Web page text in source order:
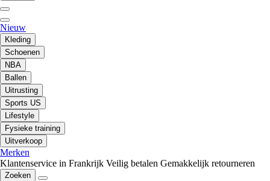
Nieuw
Kleding
Schoenen
NBA
Ballen
Uitrusting
Sports US
Lifestyle
Fysieke training
Uitverkoop
Merken
Klantenservice in Frankrijk Veilig betalen Gemakkelijk retourneren
Zoeken